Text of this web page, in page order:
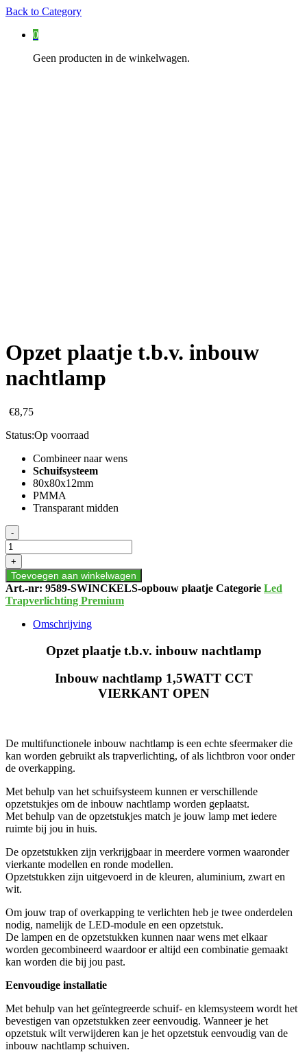
Back to Category
0
Geen producten in de winkelwagen.
Opzet plaatje t.b.v. inbouw
nachtlamp
€8,75
Status:Op voorraad
Combineer naar wens
Schuifsysteem
80x80x12mm
PMMA
Transparant midden
Opzet
plaatje
t.b.v.
inbouw
nachtlamp
aantal
-
+
Toevoegen aan winkelwagen
Art.-nr: 9589-SWINCKELS-opbouw plaatje Categorie Led
Trapverlichting Premium
Omschrijving
Opzet plaatje t.b.v. inbouw nachtlamp
Inbouw nachtlamp 1,5WATT CCT
VIERKANT OPEN
De multifunctionele inbouw nachtlamp is een echte sfeermaker die
kan worden gebruikt als trapverlichting, of als lichtbron voor onder
de overkapping.
Met behulp van het schuifsysteem kunnen er verschillende
opzetstukjes om de inbouw nachtlamp worden geplaatst.
Met behulp van de opzetstukjes match je jouw lamp met iedere
ruimte bij jou in huis.
De opzetstukken zijn verkrijgbaar in meerdere vormen waaronder
vierkante modellen en ronde modellen.
Opzetstukken zijn uitgevoerd in de kleuren, aluminium, zwart en
wit.
Om jouw trap of overkapping te verlichten heb je twee onderdelen
nodig, namelijk de LED-module en een opzetstuk.
De lampen en de opzetstukken kunnen naar wens met elkaar
worden gecombineerd waardoor er altijd een combinatie gemaakt
kan worden die bij jou past.
Eenvoudige installatie
Met behulp van het geïntegreerde schuif- en klemsysteem wordt het
bevestigen van opzetstukken zeer eenvoudig. Wanneer je het
opzetstuk wilt verwijderen kan je het opzetstuk eenvoudig van de
inbouw nachtlamp schuiven.